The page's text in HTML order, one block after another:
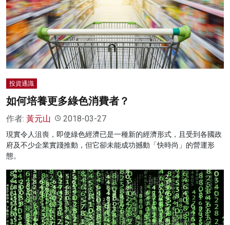
投資通識
如何培養更多綠色消費者？
作者: 黃元山 2018-03-27
現實令人沮喪，即使綠色經濟已是一種新的經濟形式，且受到各國政
府及不少企業實踐推動，但它卻未能成功撼動「快時尚」的營運形
態。